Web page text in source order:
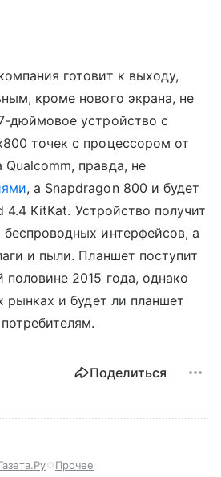
готовит к выходу,
кроме нового экрана, не
дюймовое устройство с
точек с процессором от
правда, не
, а Snapdragon 800 и будет
4.4 KitKat. Устройство получит
интерфейсов, а
и пыли. Планшет поступит
2015 года, однако
рынках и будет ли планшет
Поделиться
Прочее